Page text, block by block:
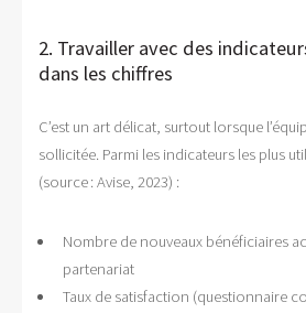
2. Travailler avec des
dans les chiffres
C’est un art délicat, surtout lorsque
sollicitée. Parmi les indicateurs les plus
(source : Avise, 2023) :
Nombre de nouveaux bénéficiaires
partenariat
Taux de satisfaction (questionnaire